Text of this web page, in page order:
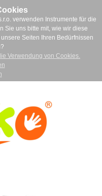
verwenden Instrumente für die
Sie uns bitte mit, wie wir diese
Seiten Ihren Bedürfnissen
Verwendung von Cookies.